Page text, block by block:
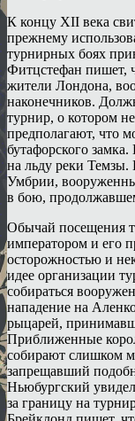
К концу XII века
прежнему
турнирных боях
Фитцстефан пишет,
жители Лондона,
наконечников.
турнир, о котором
предполагают, что
бутафорского
на льду реки
Умбрии,
в бою,
Обычай посещения
императором и его
осторожностью и
идее организации
собираться
нападение на
рыцарей,
Приближенные
собирают слишком
запрещавший
Ньюбургский
за границу на